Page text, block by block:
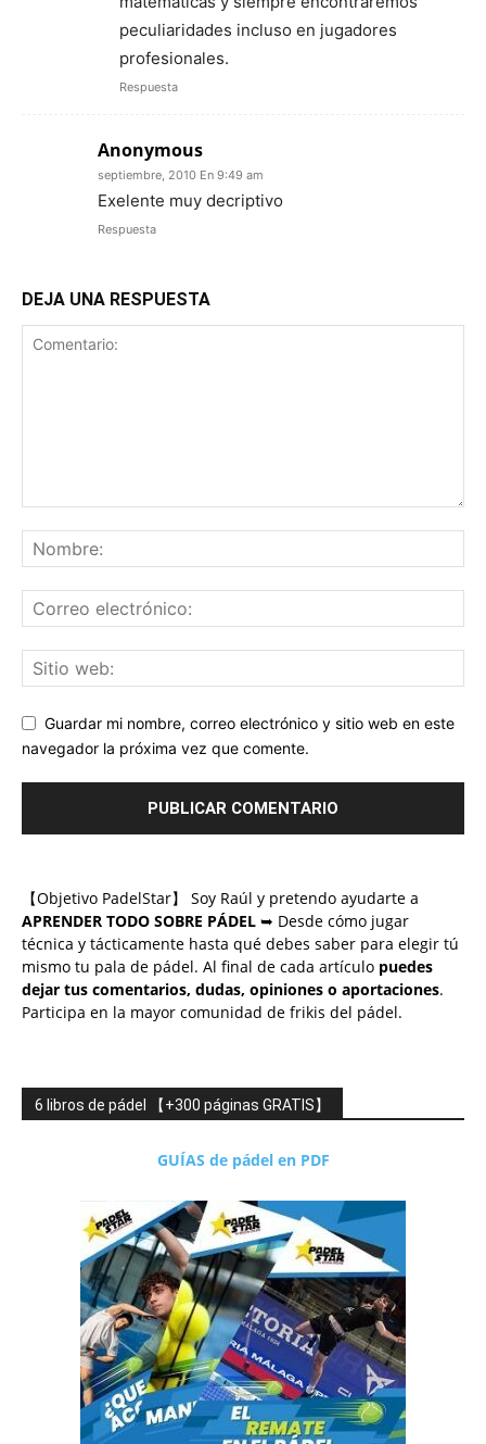
peculiaridades incluso en jugadores
profesionales.
Respuesta
Anonymous
septiembre, 2010 En 9:49 am
Exelente muy decriptivo
Respuesta
DEJA UNA RESPUESTA
Guardar mi nombre, correo electrónico y sitio web en este
navegador la próxima vez que comente.
【Objetivo PadelStar】 Soy Raúl y pretendo ayudarte a
APRENDER TODO SOBRE PÁDEL ➥ Desde cómo jugar
técnica y tácticamente hasta qué debes saber para elegir tú
mismo tu pala de pádel. Al final de cada artículo puedes
dejar tus comentarios, dudas, opiniones o aportaciones.
Participa en la mayor comunidad de frikis del pádel.
6 libros de pádel 【+300 páginas GRATIS】
GUÍAS de pádel en PDF